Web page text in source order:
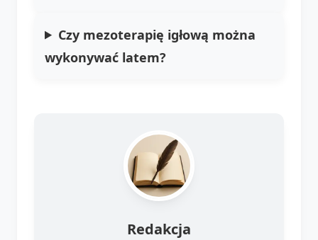
Czy mezoterapię igłową można
wykonywać latem?
Redakcja